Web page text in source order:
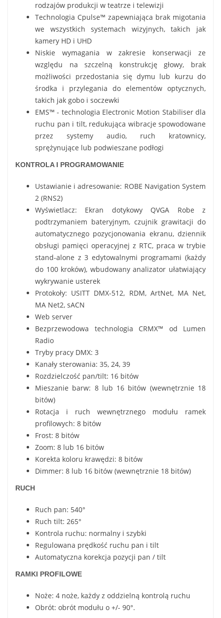
rodzajów produkcji w teatrze i telewizji
Technologia Cpulse™ zapewniająca brak migotania
we wszystkich systemach wizyjnych, takich jak
kamery HD i UHD
Niskie wymagania w zakresie konserwacji ze
względu na szczelną konstrukcję głowy, brak
możliwości przedostania się dymu lub kurzu do
środka i przylegania do elementów optycznych,
takich jak gobo i soczewki
EMS™ - technologia Electronic Motion Stabiliser dla
ruchu pan i tilt, redukująca wibracje spowodowane
przez systemy audio, ruch kratownicy,
sprężynujące lub podwieszane podłogi
KONTROLA I PROGRAMOWANIE
Ustawianie i adresowanie: ROBE Navigation System
2 (RNS2)
Wyświetlacz: Ekran dotykowy QVGA Robe z
podtrzymaniem bateryjnym, czujnik grawitacji do
automatycznego pozycjonowania ekranu, dziennik
obsługi pamięci operacyjnej z RTC, praca w trybie
stand-alone z 3 edytowalnymi programami (każdy
do 100 kroków), wbudowany analizator ułatwiający
wykrywanie usterek
Protokoły: USITT DMX-512, RDM, ArtNet, MA Net,
MA Net2, sACN
Web server
Bezprzewodowa technologia CRMX™ od Lumen
Radio
Tryby pracy DMX: 3
Kanały sterowania: 35, 24, 39
Rozdzielczość pan/tilt: 16 bitów
Mieszanie barw: 8 lub 16 bitów (wewnętrznie 18
bitów)
Rotacja i ruch wewnętrznego modułu ramek
profilowych: 8 bitów
Frost: 8 bitów
Zoom: 8 lub 16 bitów
Korekta koloru krawędzi: 8 bitów
Dimmer: 8 lub 16 bitów (wewnętrznie 18 bitów)
RUCH
Ruch pan: 540°
Ruch tilt: 265°
Kontrola ruchu: normalny i szybki
Regulowana prędkość ruchu pan i tilt
Automatyczna korekcja pozycji pan / tilt
RAMKI PROFILOWE
Noże: 4 noże, każdy z oddzielną kontrolą ruchu
Obrót: obrót modułu o +/- 90°.